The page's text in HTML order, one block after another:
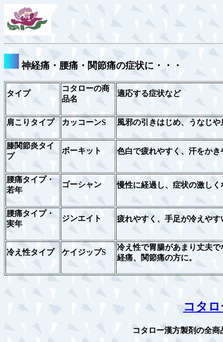
神経痛・腰痛・関節痛の症状に・・・
タイプ
コタローの商
品名
適応する症状など
肩こりタイプ カッコーンS 風邪の引きはじめ、うなじ
膝関節炎タイ
プ
ボーキット 色白で疲れやすく、汗をか
腰痛タイプ・
若年
ゴーシャン 慢性に経過し、症状の激し
腰痛タイプ・
実年
ジンエイト 疲れやすく、手足が冷えや
冷え性タイプ ケイジップS
冷え性で胃腸があまり丈夫
経痛、関節痛の方に。
コタ
コタロー漢方製剤の全